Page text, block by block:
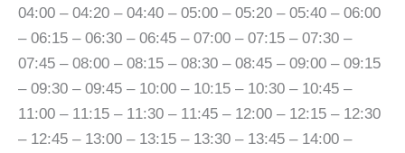
04:00 – 04:20 – 04:40 – 05:00 – 05:20 – 05:40 – 06:00
– 06:15 – 06:30 – 06:45 – 07:00 – 07:15 – 07:30 –
07:45 – 08:00 – 08:15 – 08:30 – 08:45 – 09:00 – 09:15
– 09:30 – 09:45 – 10:00 – 10:15 – 10:30 – 10:45 –
11:00 – 11:15 – 11:30 – 11:45 – 12:00 – 12:15 – 12:30
– 12:45 – 13:00 – 13:15 – 13:30 – 13:45 – 14:00 –